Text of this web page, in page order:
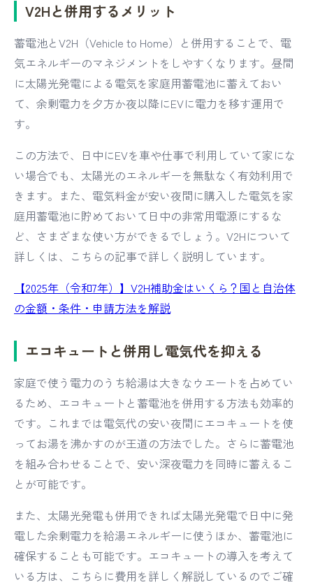
V2Hと併用するメリット
蓄電池とV2H（Vehicle to Home）と併用することで、電
気エネルギーのマネジメントをしやすくなります。昼間
に太陽光発電による電気を家庭用蓄電池に蓄えておい
て、余剰電力を夕方か夜以降にEVに電力を移す運用で
す。
この方法で、日中にEVを車や仕事で利用していて家にな
い場合でも、太陽光のエネルギーを無駄なく有効利用で
きます。また、電気料金が安い夜間に購入した電気を家
庭用蓄電池に貯めておいて日中の非常用電源にするな
ど、さまざまな使い方ができるでしょう。V2Hについて
詳しくは、こちらの記事で詳しく説明しています。
【2025年（令和7年）】V2H補助金はいくら？国と自治体
の金額・条件・申請方法を解説
エコキュートと併用し電気代を抑える
家庭で使う電力のうち給湯は大きなウエートを占めてい
るため、エコキュートと蓄電池を併用する方法も効率的
です。これまでは電気代の安い夜間にエコキュートを使
ってお湯を沸かすのが王道の方法でした。さらに蓄電池
を組み合わせることで、安い深夜電力を同時に蓄えるこ
とが可能です。
また、太陽光発電も併用できれば太陽光発電で日中に発
電した余剰電力を給湯エネルギーに使うほか、蓄電池に
確保することも可能です。エコキュートの導入を考えて
いる方は、こちらに費用を詳しく解説しているのでご確